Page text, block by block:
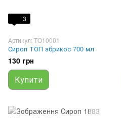
3
Артикул: TO10001
Сироп ТОП абрикос 700 мл
130 грн
Купити